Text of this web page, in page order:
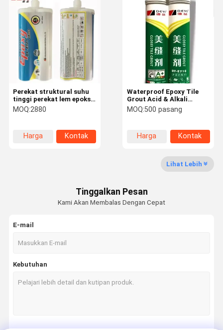
Rumah Produk
Tentang
Kami
Tur Pabrik
Kontrol
Berita
Tidak Ada Lagi Lem Kuku
Waterproof Epoxy Tile
Grout Acid & Alkali
Resistant Colored Epoxy
Adhesive Caulk Sealant
MOQ:500 pasang
Harga
Kontak
Perekat struktural suhu
tinggi perekat lem epoksi
resin fenolik untuk
pengikat logam
MOQ:2880
Harga
Kontak
Lihat Lebih
Tinggalkan Pesan
Kami Akan Membalas Dengan Cepat
E-mail
Kebutuhan